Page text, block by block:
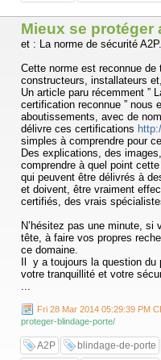
Mieux se protéger
et : La norme de sécurité A2P.
Cette norme est reconnue
constructeurs, installateurs
Un article paru récemment ”
certification reconnue ” nous
aboutissements, avec de
délivre ces certifications
simples à comprendre pour
Des explications, des
comprendre à quel point
qui peuvent être délivrés à
et doivent, être vraiment
certifiés, des vrais
N’hésitez pas une minute,
tête, à faire vos propres
ce domaine.
Il y a toujours la question
votre tranquillité et votre
...
Fri 28 Mar 2014 05:29:39 PM
proteger-blindage-porte/
A2P blindage-de-porte